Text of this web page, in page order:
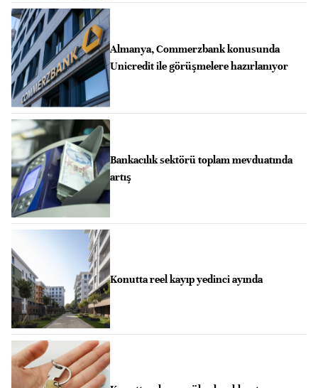
Almanya, Commerzbank konusunda
Unicredit ile görüşmelere hazırlanıyor
Bankacılık sektörü toplam mevduatında
artış
Konutta reel kayıp yedinci ayında